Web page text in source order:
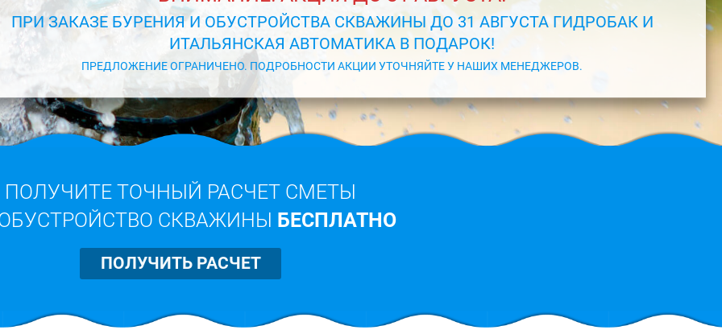
ПРИ ЗАКАЗЕ БУРЕНИЯ И ОБУСТРОЙСТВА СКВАЖИНЫ ДО 31 АВГУСТА ГИДРОБАК И
ИТАЛЬЯНСКАЯ АВТОМАТИКА В ПОДАРОК!
ПРЕДЛОЖЕНИЕ ОГРАНИЧЕНО. ПОДРОБНОСТИ АКЦИИ УТОЧНЯЙТЕ У НАШИХ МЕНЕДЖЕРОВ.
ПОЛУЧИТЕ ТОЧНЫЙ РАСЧЕТ СМЕТЫ
СКВАЖИНЫ БЕСПЛАТНО
ПОЛУЧИТЬ РАСЧЕТ